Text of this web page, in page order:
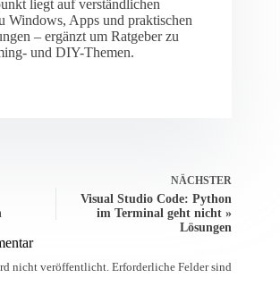
liegt auf verständlichen
Windows, Apps und praktischen
– ergänzt um Ratgeber zu
und DIY-Themen.
NÄCHSTER
Visual Studio Code: Python
im Terminal geht nicht »
Lösungen
nicht veröffentlicht. Erforderliche Felder sind